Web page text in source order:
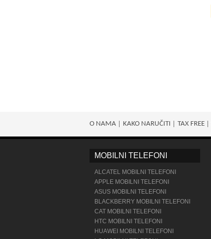
O NAMA KAKO NARUČITI TAX FREE
MOBILNI TELEFONI
ALCATEL MOBILNI TELEFONI
APPLE MOBILNI TELEFONI
ASUS MOBILNI TELEFONI
BLACKBERRY MOBILNI TELEFONI
CAT MOBILNI TELEFONI
HTC MOBILNI TELEFONI
HUAWEI MOBILNI TELEFONI